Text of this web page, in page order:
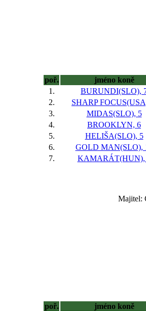
poř.
jméno koně
1.
BURUNDI(SLO),
2.
SHARP
3.
MIDAS(SLO), 5
4.
BROOKLYN, 6
5.
HELIŠA(SLO), 5
6.
GOLD MAN(SLO),
7.
KAMARÁT(HUN),
Majitel:
poř.
jméno koně